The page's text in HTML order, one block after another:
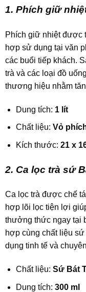
1. Phích giữ
Phích giữ nhiệt được
hợp sử dụng tại văn
các buổi tiếp khách.
trà và các loại đồ
thương hiệu nhằm
Dung tích: 1 lít
Chất liệu: Vỏ
Kích thước: 21 x
2. Ca lọc trà sứ
Ca lọc trà được chế
hợp lõi lọc tiện lợi
thưởng thức ngay tại
hợp cùng chất liệu
dụng tinh tế và
Chất liệu: Sứ Bát
Dung tích: 300 ml